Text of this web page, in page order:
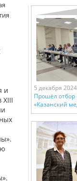
и
XIII
5 декабря 2024
Прошёл отбор
«Казанский